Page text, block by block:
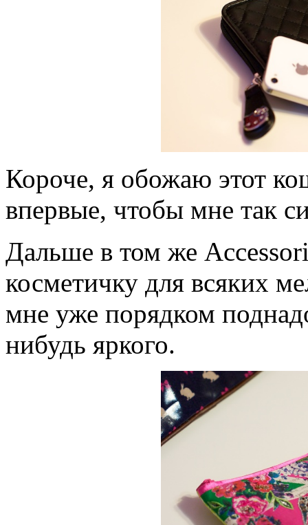
Короче, я обожаю этот
впервые, чтобы мне так
Дальше в том же
косметичку для всяких
мне уже порядком
нибудь яркого.